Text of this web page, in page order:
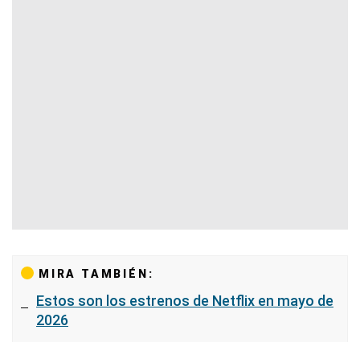
MIRA TAMBIÉN:
Estos son los estrenos de Netflix en mayo de
2026